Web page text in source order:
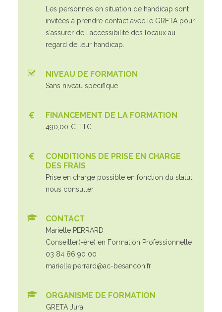
Les personnes en situation de handicap sont
invitées à prendre contact avec le GRETA pour
s'assurer de l'accessibilité des locaux au
regard de leur handicap.
NIVEAU DE FORMATION
Sans niveau spécifique
FINANCEMENT DE LA FORMATION
490,00 € TTC
CONDITIONS DE PRISE EN CHARGE
DES FRAIS
Prise en charge possible en fonction du statut,
nous consulter.
CONTACT
Marielle PERRARD
Conseiller(-ère) en Formation Professionnelle
03 84 86 90 00
marielle.perrard@ac-besancon.fr
ORGANISME DE FORMATION
GRETA Jura